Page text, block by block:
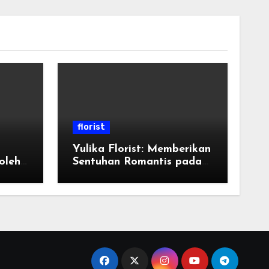
florist
Yulika Florist: Memberikan
Sentuhan Romantis pada